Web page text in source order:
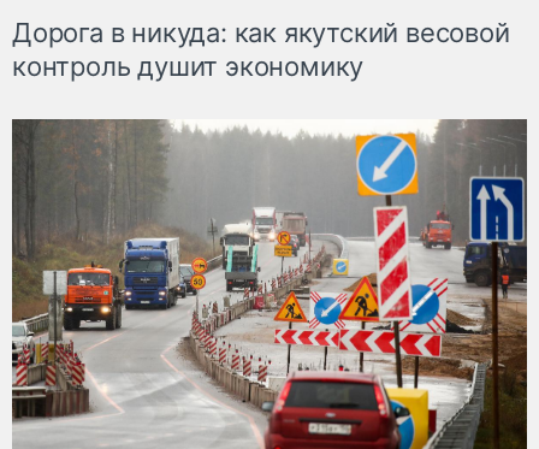
Дорога в никуда: как якутский весовой
контроль душит экономику